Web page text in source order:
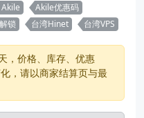
Akile
Akile优惠码
锁 台湾Hinet 台湾VPS
，价格、库存、优惠
，请以商家结算页与最